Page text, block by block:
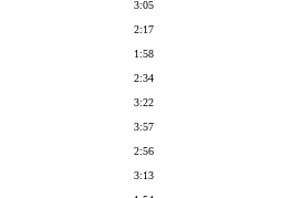
3:05
2:17
1:58
2:34
3:22
3:57
2:56
3:13